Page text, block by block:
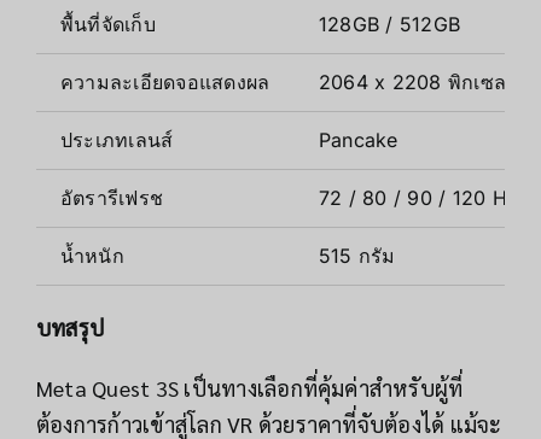
พื้นที่จัดเก็บ 128GB / 512GB
ความละเอียดจอแสดงผล 2064 x 2208 พิกเซลต่อ
ประเภทเลนส์ Pancake
อัตรารีเฟรช 72 / 80 / 90 / 120 Hz
น้ำหนัก 515 กรัม
บทสรุป
Meta Quest 3S เป็นทางเลือกที่คุ้มค่าสำหรับผู้ที่
ต้องการก้าวเข้าสู่โลก VR ด้วยราคาที่จับต้องได้ แม้จะ